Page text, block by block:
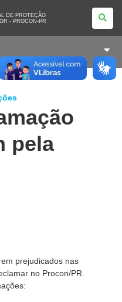
DE PROTEÇÃO
- PROCON-PR
pela
prejudicados nas
no Procon/PR.